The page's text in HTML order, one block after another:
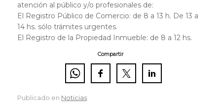
atención al público y/o profesionales de:
El Registro Público de Comercio: de 8 a 13 h. De 13 a
14 hs. sólo trámites urgentes.
El Registro de la Propiedad Inmueble: de 8 a 12 hs.
Compartir
Publicado en Noticias